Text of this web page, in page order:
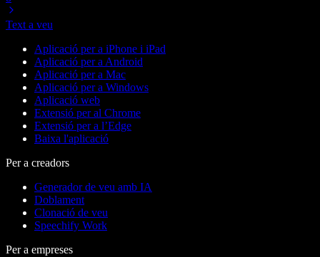
Text a veu
Aplicació per a iPhone i iPad
Aplicació per a Android
Aplicació per a Mac
Aplicació per a Windows
Aplicació web
Extensió per al Chrome
Extensió per a l’Edge
Baixa l'aplicació
Per a creadors
Generador de veu amb IA
Doblament
Clonació de veu
Speechify Work
Per a empreses